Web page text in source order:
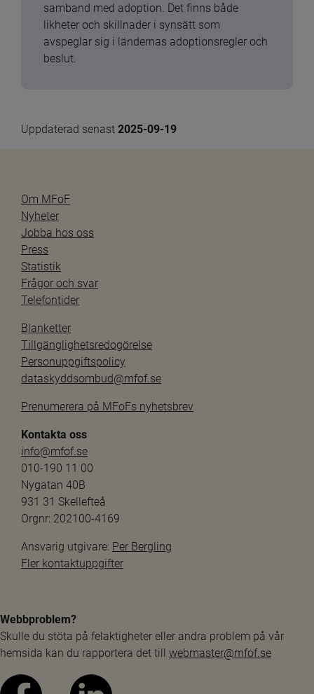
samband med adoption. Det finns både
likheter och skillnader i synsätt som
avspeglar sig i ländernas adoptionsregler och
beslut.
Uppdaterad senast 2025-09-19
Om MFoF
Nyheter
Jobba hos oss
Press
Statistik
Frågor och svar
Telefontider
Blanketter
Tillgänglighetsredogörelse
Personuppgiftspolicy
dataskyddsombud@mfof.se
Prenumerera på MFoFs nyhetsbrev
Kontakta oss
info@mfof.se
010-190 11 00
Nygatan 40B
931 31 Skellefteå
Orgnr: 202100-4169
Ansvarig utgivare: Per Bergling
Fler kontaktuppgifter
Webbproblem?
Skulle du stöta på felaktigheter eller andra problem på vår
hemsida kan du rapportera det till webmaster@mfof.se